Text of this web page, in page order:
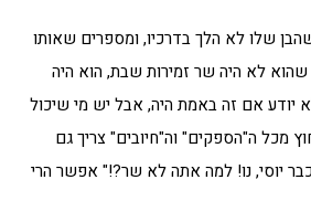
שלו לא הלך בדרכיו, ומספרים שאותו
לא היה שר זמירות שבת, הוא היה
יודע אם זה באמת היה, אבל יש מי שיכול
מכל ה"הספקים" וה"חיובים" צריך גם
יוסי, נו! למה אתה לא שר?!" אפשר הרי